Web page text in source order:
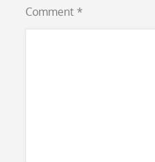
Comment *